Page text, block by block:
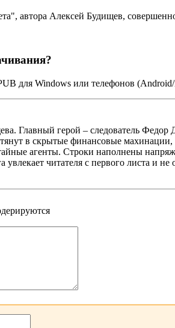
автора Алексей Будищев,
для Windows или телефонов
Главный герой – следователь
в скрытые финансовые
агенты. Строки наполнены
читателя с первого листа и